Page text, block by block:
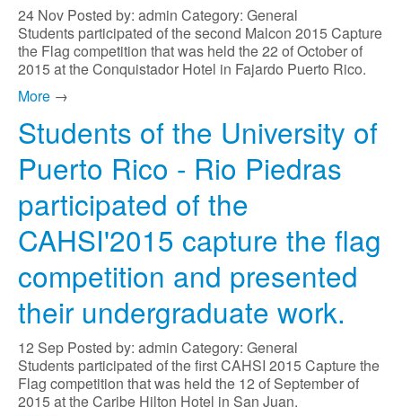
24 Nov Posted by: admin Category: General
Students participated of the second Malcon 2015 Capture
the Flag competition that was held the 22 of October of
2015 at the Conquistador Hotel in Fajardo Puerto Rico.
More →
Students of the University of
Puerto Rico - Rio Piedras
participated of the
CAHSI'2015 capture the flag
competition and presented
their undergraduate work.
12 Sep Posted by: admin Category: General
Students participated of the first CAHSI 2015 Capture the
Flag competition that was held the 12 of September of
2015 at the Caribe Hilton Hotel in San Juan.